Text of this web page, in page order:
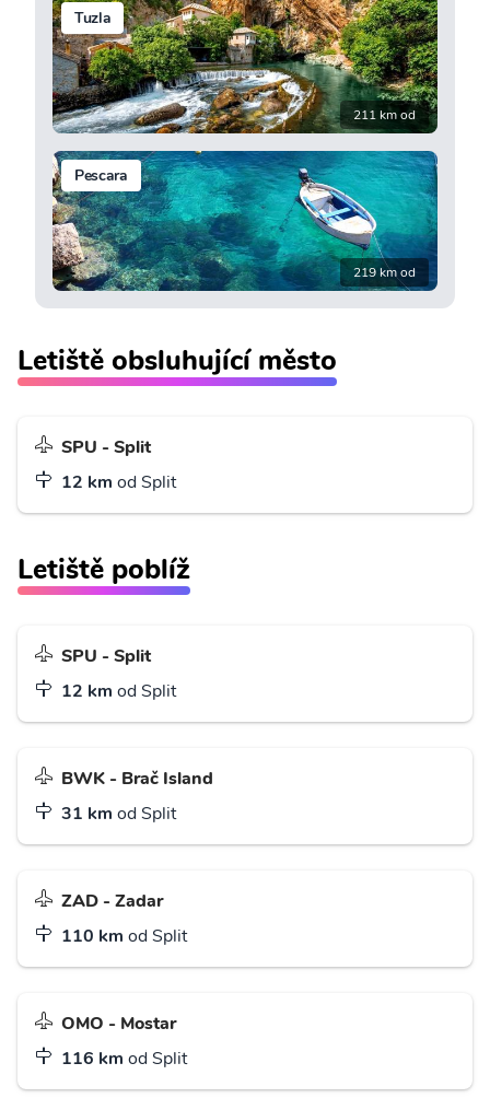
Tuzla
211 km od
Pescara
219 km od
Letiště obsluhující město
SPU - Split
12 km od Split
Letiště poblíž
SPU - Split
12 km od Split
BWK - Brač Island
31 km od Split
ZAD - Zadar
110 km od Split
OMO - Mostar
116 km od Split